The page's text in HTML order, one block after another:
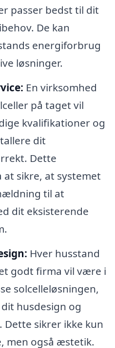
passer bedst til dit
De kan
energiforbrug
løsninger.
En virksomhed
på taget vil
kvalifikationer og
dit
Dette
sikre, at systemet
til at
dit eksisterende
Hver husstand
godt firma vil være i
solcelleløsningen,
husdesign og
sikrer ikke kun
men også æstetik.